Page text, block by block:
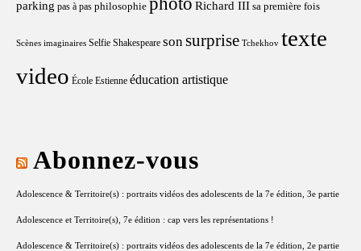
parking pas à pas philosophie Richard III sa première fois
Scènes imaginaires Selfie Shakespeare sonsurprise Tchekhov texte
video École Estienne éducation artistique
Abonnez-vous
Adolescence & Territoire(s) : portraits vidéos des adolescents de la 7e édition, 3e partie
Adolescence et Territoire(s), 7e édition : cap vers les représentations !
Adolescence & Territoire(s) : portraits vidéos des adolescents de la 7e édition, 2e partie